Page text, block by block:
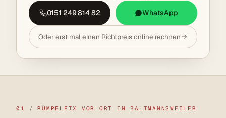
0151 249 814 82
WhatsApp
Oder erst mal einen Richtpreis online rechnen
01 / RÜMPELFIX VOR ORT IN BALTMANNSWEILER